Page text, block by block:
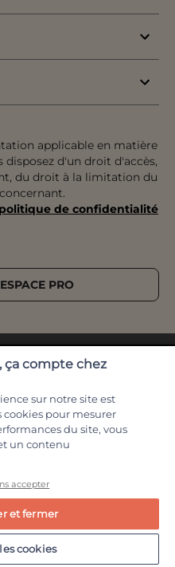
applicable en matière
disposez d'un droit d'accès,
du droit à la limitation du
de confidentialité
PRO
CGV
Mentions légales
FAQ
ça compte chez
sur notre site est
pour mesurer
du site, vous
un contenu
accepter
et fermer
cookies